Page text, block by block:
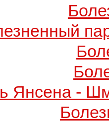
Янсена -